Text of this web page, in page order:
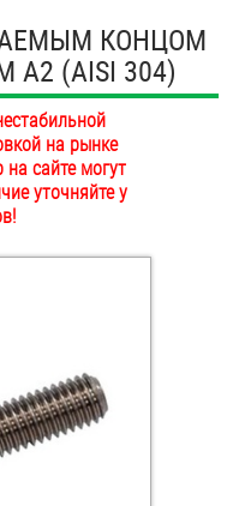
КОНЦОМ
А2 (AISI 304)
на рынке
сайте могут
уточняйте у